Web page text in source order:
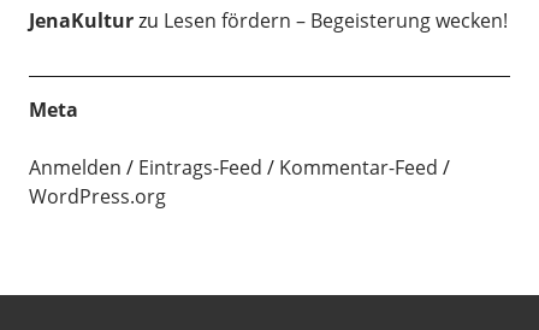
JenaKulturzu Lesen fördern – Begeisterung wecken!
Meta
Anmelden Eintrags-Feed
Kommentar-Feed
WordPress.org